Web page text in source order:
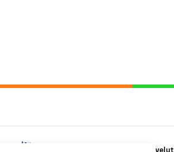
Verkkokauppapalvelut